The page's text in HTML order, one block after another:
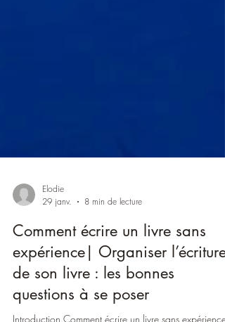
Elodie
29 janv.
8 min de lecture
Comment écrire un livre sans
expérience| Organiser l’écriture
de son livre : les bonnes